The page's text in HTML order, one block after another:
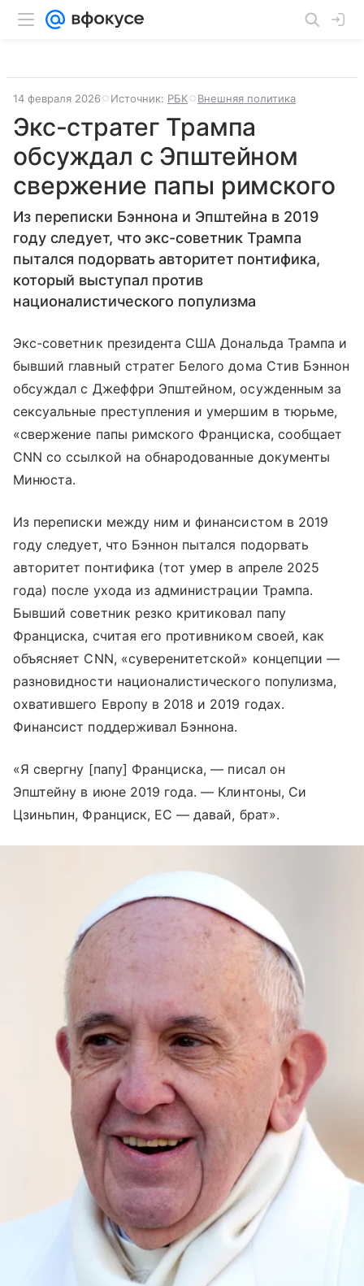
14 февраля 2026 Источник: РБК Внешняя политика
Экс-стратег Трампа
обсуждал с Эпштейном
свержение папы римского
Из переписки Бэннона и Эпштейна в 2019
году следует, что экс-советник Трампа
пытался подорвать авторитет понтифика,
который выступал против
националистического популизма
Экс-советник президента США Дональда Трампа и
бывший главный стратег Белого дома Стив Бэннон
обсуждал с Джеффри Эпштейном, осужденным за
сексуальные преступления и умершим в тюрьме,
«свержение папы римского Франциска, сообщает
CNN со ссылкой на обнародованные документы
Минюста.
Из переписки между ним и финансистом в 2019
году следует, что Бэннон пытался подорвать
авторитет понтифика (тот умер в апреле 2025
года) после ухода из администрации Трампа.
Бывший советник резко критиковал папу
Франциска, считая его противником своей, как
объясняет CNN, «суверенитетской» концепции —
разновидности националистического популизма,
охватившего Европу в 2018 и 2019 годах.
Финансист поддерживал Бэннона.
«Я свергну [папу] Франциска, — писал он
Эпштейну в июне 2019 года. — Клинтоны, Си
Цзиньпин, Франциск, ЕС — давай, брат».